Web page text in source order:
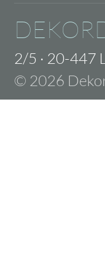
2/5 · 20-447
© 2026